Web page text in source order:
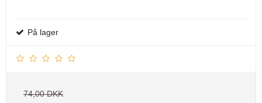
På lager
74,00 DKK